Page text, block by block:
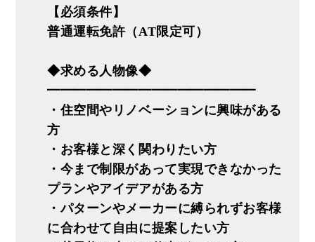
【必須条件】
普通運転免許（AT限定可）
◆求める人物像◆
━━━━━━━━━━━━━━━━
・住空間やリノベーションに興味がある
方
・お客様と深く関わりたい方
・今まで制限があって実現できなかった
プランやアイデアがある方
・パターンやメーカーに縛られずお客様
に合わせて自由に提案したい方